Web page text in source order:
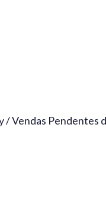
/ Vendas Pendentes